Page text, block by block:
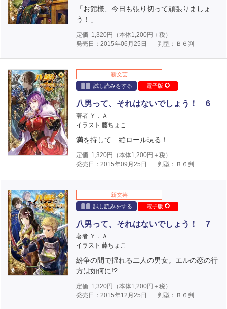
「お館様、今日も張り切って頑張りましょ
う！」
定価 1,320円（本体1,200円＋税）
発売日：2015年06月25日
判型：Ｂ６判
新文芸
試し読みをする
電子版
八男って、それはないでしょう！ 6
著者 Ｙ．Ａ
イラスト 藤ちょこ
満を持して 縦ロール現る！
定価 1,320円（本体1,200円＋税）
発売日：2015年09月25日
判型：Ｂ６判
新文芸
試し読みをする
電子版
八男って、それはないでしょう！ 7
著者 Ｙ．Ａ
イラスト 藤ちょこ
紛争の間で揺れる二人の男女。エルの恋の行
方は如何に!?
定価 1,320円（本体1,200円＋税）
発売日：2015年12月25日
判型：Ｂ６判